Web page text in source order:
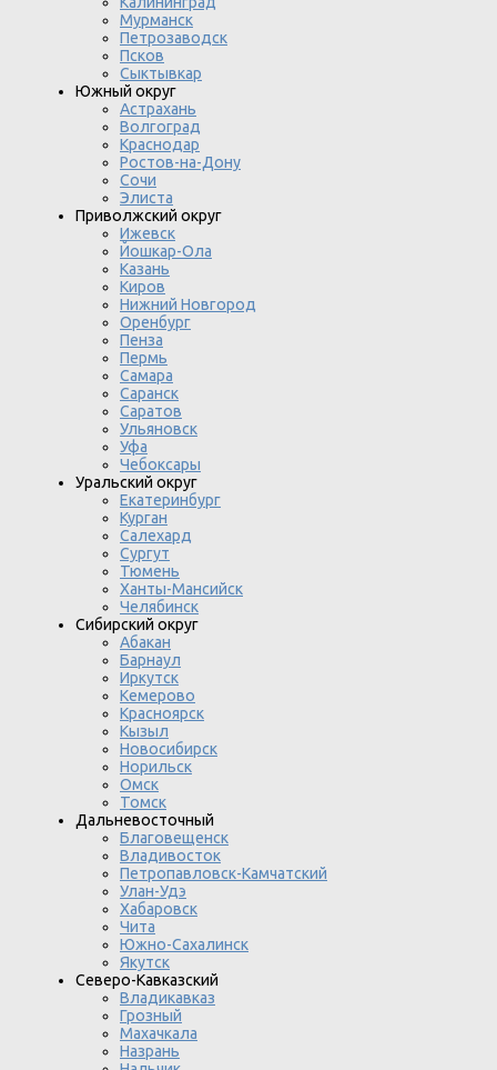
Мурманск
Петрозаводск
Псков
Сыктывкар
Южный округ
Астрахань
Волгоград
Краснодар
Ростов-на-Дону
Сочи
Элиста
Приволжский округ
Ижевск
Йошкар-Ола
Казань
Киров
Нижний Новгород
Оренбург
Пенза
Пермь
Самара
Саранск
Саратов
Ульяновск
Уфа
Чебоксары
Уральский округ
Екатеринбург
Курган
Салехард
Сургут
Тюмень
Ханты-Мансийск
Челябинск
Сибирский округ
Абакан
Барнаул
Иркутск
Кемерово
Красноярск
Кызыл
Новосибирск
Норильск
Омск
Томск
Дальневосточный
Благовещенск
Владивосток
Петропавловск-Камчатский
Улан-Удэ
Хабаровск
Чита
Южно-Сахалинск
Якутск
Северо-Кавказский
Владикавказ
Грозный
Махачкала
Назрань